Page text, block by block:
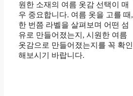
원한 소재의 여름 옷감 선택이 매
우 중요합니다. 여름 옷을 고를 때,
한 번쯤 라벨을 살펴보며 어떤 섬
유로 만들어졌는지, 시원한 여름
옷감으로 만들어졌는지를 꼭 확인
해보시기 바랍니다.